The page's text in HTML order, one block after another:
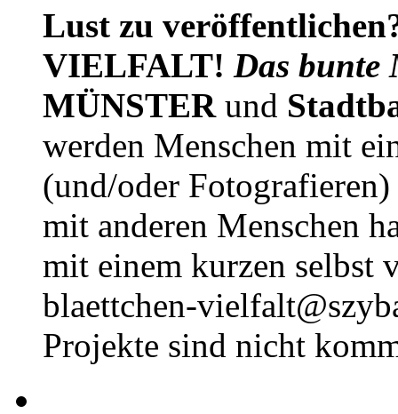
Lust zu
VIELFALT! Das bunte
MÜNSTERund
werden Menschen mit
(und/oder
mit anderen Menschen
mit einem kurzen selbst
blaettchen-
Projekte sind nicht